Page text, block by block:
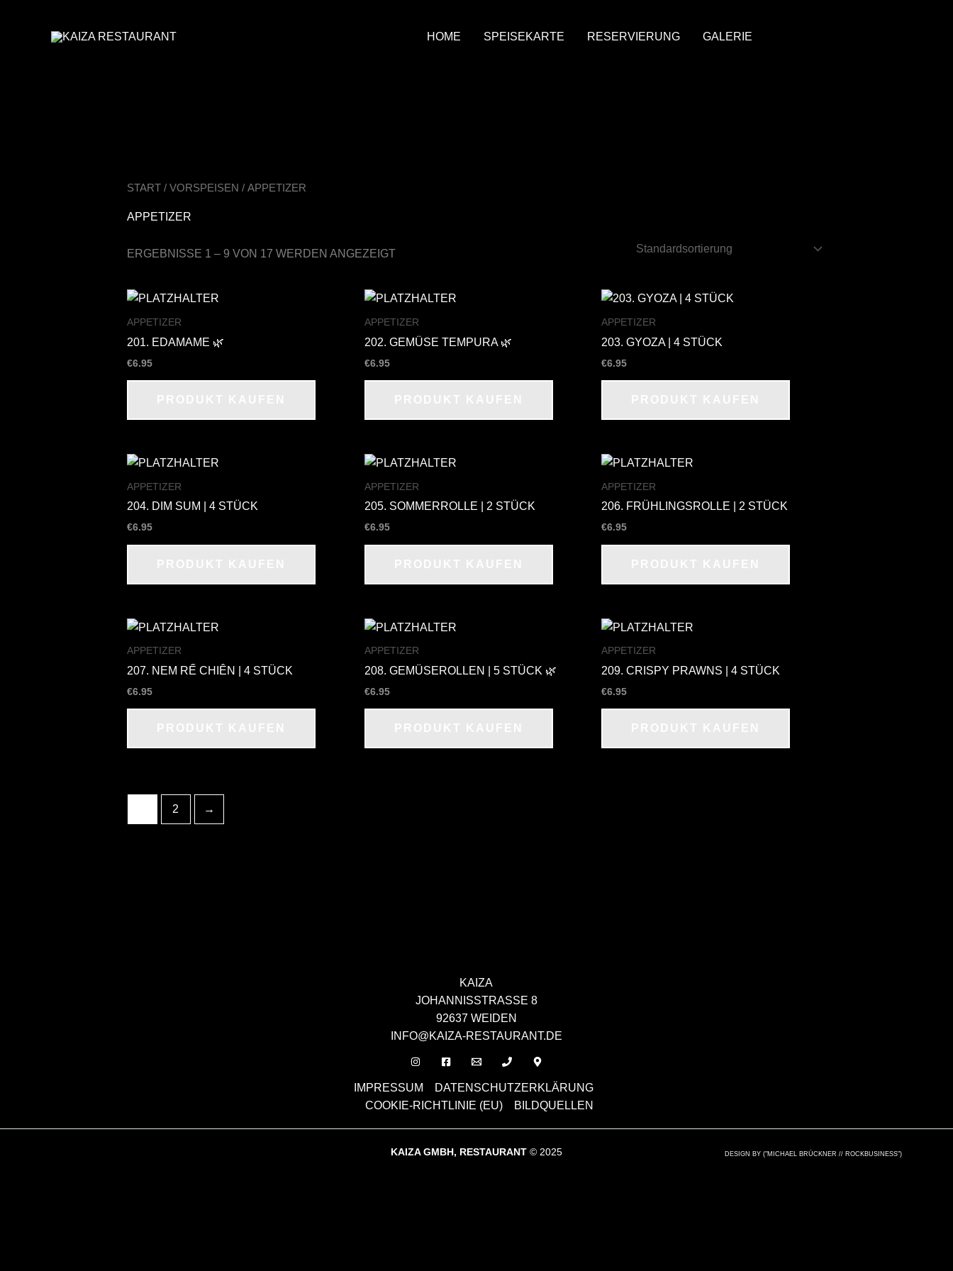
SPRINGEN
HOME SPEISEKARTE RESERVIERUNG GALERIE
START/ VORSPEISEN / APPETIZER
APPETIZER
ERGEBNISSE 1 – 9 VON 17 WERDEN ANGEZEIGT
APPETIZER
201. EDAMAME 🌿
€6.95
APPETIZER
202. GEMÜSE TEMPURA 🌿
€6.95
APPETIZER
203. GYOZA | 4 STÜCK
€6.95
APPETIZER
204. DIM SUM | 4 STÜCK
€6.95
APPETIZER
205. SOMMERROLLE | 2 STÜCK
€6.95
APPETIZER
206. FRÜHLINGSROLLE | 2 STÜCK
€6.95
APPETIZER
207. NEM RẾ CHIÊN | 4 STÜCK
€6.95
APPETIZER
208. GEMÜSEROLLEN | 5 STÜCK 🌿
€6.95
APPETIZER
209. CRISPY PRAWNS | 4 STÜCK
€6.95
2 →
KAIZA
JOHANNISSTRASSE 8
92637 WEIDEN
INFO@KAIZA-RESTAURANT.DE
IMPRESSUM
DATENSCHUTZERKLÄRUNG
COOKIE-RICHTLINIE (EU)
BILDQUELLEN
KAIZA GMBH, RESTAURANT© 2025 DESIGN BY ("MICHAEL BRÜCKNER // ROCKBUSINESS")